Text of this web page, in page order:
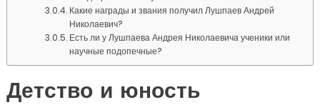
Какие награды и звания получил Лушпаев Андрей
Николаевич?
Есть ли у Лушпаева Андрея Николаевича ученики или
научные подопечные?
Детство и юность